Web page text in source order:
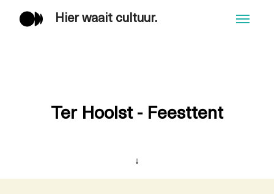
Hier waait cultuur. Menu
Ter Hoolst - Feesttent
↓